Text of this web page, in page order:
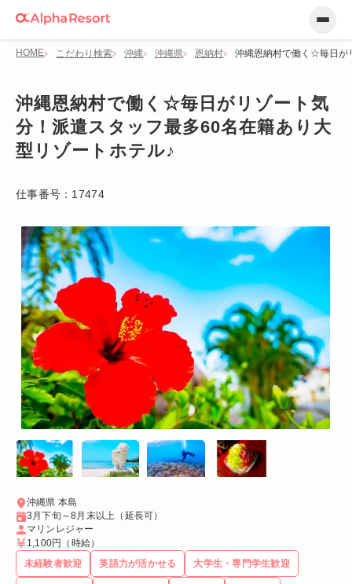
HOME こだわり検索 沖縄 沖縄県 恩納村 沖縄恩納村で働く☆毎日が
沖縄恩納村で働く☆毎日がリゾート気
分！派遣スタッフ最多60名在籍あり大
型リゾートホテル♪
仕事番号： 17474
沖縄県 本島
3月下旬～8月末以上（延長可）
マリンレジャー
1,100円 （時給）
未経験者歓迎
英語力が活かせる 大学生・専門学生歓迎